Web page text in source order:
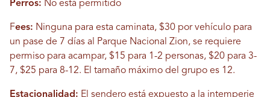
Perros: No está permitido
Fees: Ninguna para esta caminata, $30 por vehículo para
un pase de 7 días al Parque Nacional Zion, se requiere
permiso para acampar, $15 para 1-2 personas, $20 para 3-
7, $25 para 8-12. El tamaño máximo del grupo es 12.
Estacionalidad: El sendero está expuesto a la intemperie